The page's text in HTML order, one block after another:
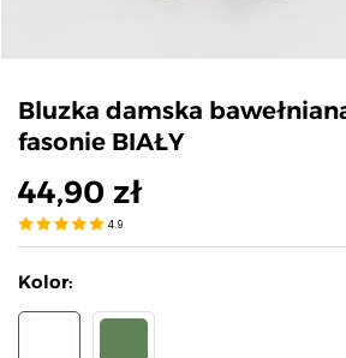
Bluzka damska
fasonie BIAŁY
44,90 zł
4.9
Kolor: